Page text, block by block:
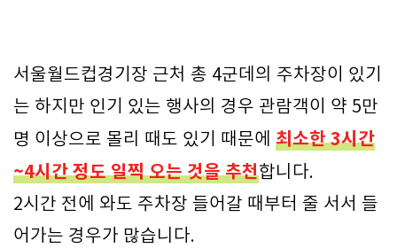
서울월드컵경기장 근처 총 4군데의 주차장이 있기
는 하지만 인기 있는 행사의 경우 관람객이 약 5만
명 이상으로 몰리 때도 있기 때문에 최소한 3시간
~4시간 정도 일찍 오는 것을 추천합니다.
2시간 전에 와도 주차장 들어갈 때부터 줄 서서 들
어가는 경우가 많습니다.